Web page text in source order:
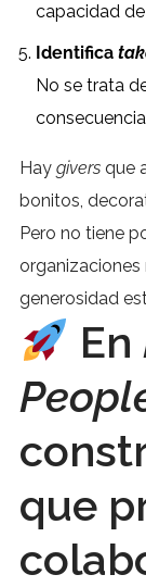
capacidad de
Identifica
No se trata
Hay givers que
bonitos,
Pero no tiene
generosidad
En
que